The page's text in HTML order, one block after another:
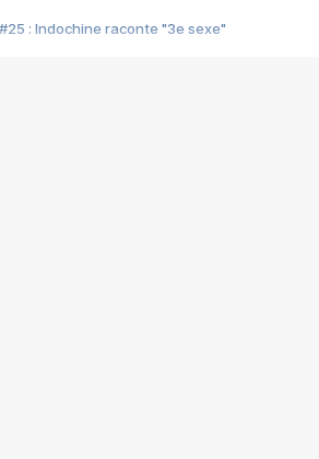
#25 : Indochine raconte "3e sexe"